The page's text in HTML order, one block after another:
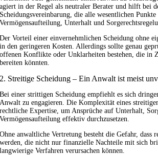
agiert in der Regel als neutraler Berater und hilft bei
Scheidungsvereinbarung, die alle wesentlichen
Vermögensaufteilung, Unterhalt und
Der Vorteil einer einvernehmlichen Scheidung ohne
in den geringeren Kosten. Allerdings sollte genau
offenen Konflikte oder Unklarheiten bestehen, die in
bereiten könnten.
2. Streitige Scheidung – Ein Anwalt ist meist
Bei einer strittigen Scheidung empfiehlt es sich
Anwalt zu engagieren. Die Komplexität eines
rechtliche Expertise, um Ansprüche auf Unterhalt,
Vermögensaufteilung effektiv durchzusetzen.
Ohne anwaltliche Vertretung besteht die Gefahr, dass
werden, die nicht nur finanzielle Nachteile mit sich
langwierige Verfahren verursachen können.